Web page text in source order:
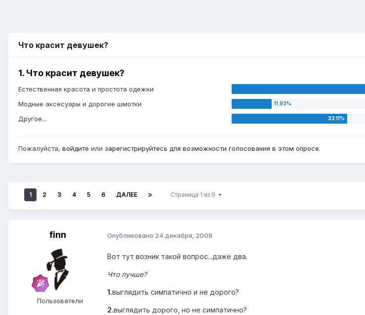
Что красит девушек?
1. Что красит девушек?
Естественная красота и простота одежки
Модные аксесуары и дорогие шмотки
Другое...
Пожалуйста, войдите или зарегистрируйтесь для возможности голосования в этом опросе.
1 2 3 4 5 6 ДАЛЕЕ Страница 1 из 9
finn
Пользователи
Опубликовано 24 декабря, 2008
Вот тут возник такой вопрос...даже два.
Что лучше?
1.выглядить симпатично и не дорого?
2.выглядить дорого, но не симпатично?